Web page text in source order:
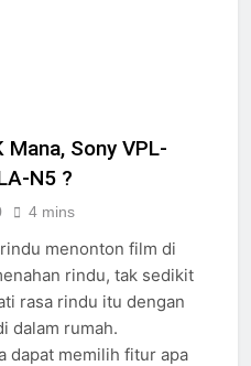
Sony VPL-
N5 ?
4 mins
menonton film di
rindu, tak sedikit
rasa rindu itu dengan
dalam rumah.
dapat memilih fitur apa